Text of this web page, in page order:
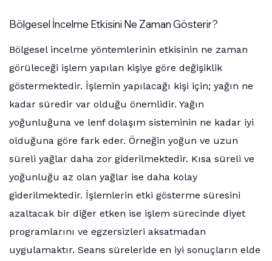
Bölgesel İncelme Etkisini Ne Zaman Gösterir?
Bölgesel incelme yöntemlerinin etkisinin ne zaman
görüleceği işlem yapılan kişiye göre değişiklik
göstermektedir. İşlemin yapılacağı kişi için; yağın ne
kadar süredir var olduğu önemlidir. Yağın
yoğunluğuna ve lenf dolaşım sisteminin ne kadar iyi
olduğuna göre fark eder. Örneğin yoğun ve uzun
süreli yağlar daha zor giderilmektedir. Kısa süreli ve
yoğunluğu az olan yağlar ise daha kolay
giderilmektedir. İşlemlerin etki gösterme süresini
azaltacak bir diğer etken ise işlem sürecinde diyet
programlarını ve egzersizleri aksatmadan
uygulamaktır. Seans süreleride en iyi sonuçların elde